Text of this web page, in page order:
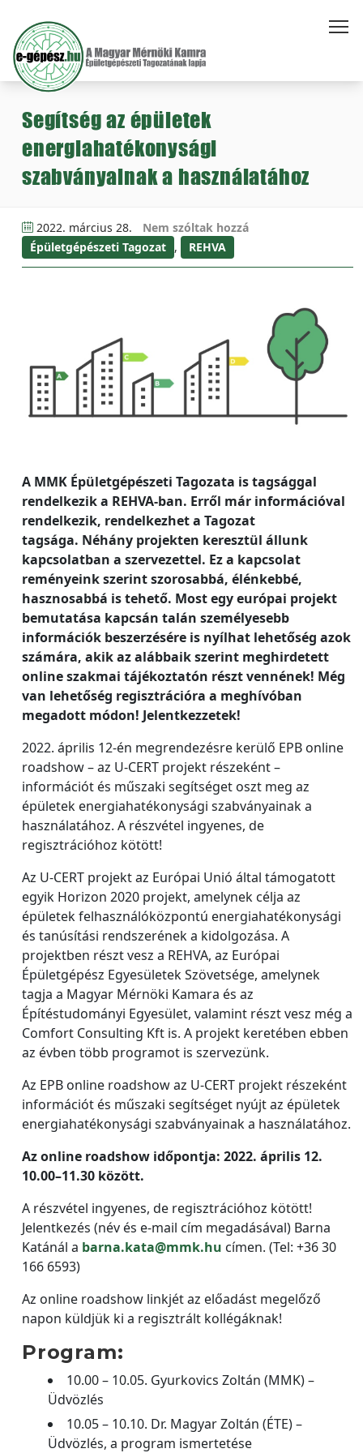
Segítség az épületek
energiahatékonysági
szabványainak a használatához
2022. március 28.
Nem szóltak hozzá
Épületgépészeti Tagozat , REHVA
A MMK Épületgépészeti Tagozata is tagsággal
rendelkezik a REHVA-ban. Erről már információval
rendelkezik, rendelkezhet a Tagozat
tagsága. Néhány projekten keresztül állunk
kapcsolatban a szervezettel. Ez a kapcsolat
reményeink szerint szorosabbá, élénkebbé,
hasznosabbá is tehető. Most egy európai projekt
bemutatása kapcsán talán személyesebb
információk beszerzésére is nyílhat lehetőség azok
számára, akik az alábbaik szerint meghirdetett
online szakmai tájékoztatón részt vennének! Még
van lehetőség regisztrációra a meghívóban
megadott módon! Jelentkezzetek!
2022. április 12-én megrendezésre kerülő EPB online
roadshow – az U-CERT projekt részeként –
információt és műszaki segítséget oszt meg az
épületek energiahatékonysági szabványainak a
használatához. A részvétel ingyenes, de
regisztrációhoz kötött!
Az U-CERT projekt az Európai Unió által támogatott
egyik Horizon 2020 projekt, amelynek célja az
épületek felhasználóközpontú energiahatékonysági
és tanúsítási rendszerének a kidolgozása. A
projektben részt vesz a REHVA, az Európai
Épületgépész Egyesületek Szövetsége, amelynek
tagja a Magyar Mérnöki Kamara és az
Építéstudományi Egyesület, valamint részt vesz még a
Comfort Consulting Kft is. A projekt keretében ebben
az évben több programot is szervezünk.
Az EPB online roadshow az U-CERT projekt részeként
információt és műszaki segítséget nyújt az épületek
energiahatékonysági szabványainak a használatához.
Az online roadshow időpontja: 2022. április 12.
10.00–11.30 között.
A részvétel ingyenes, de regisztrációhoz kötött!
Jelentkezés (név és e-mail cím megadásával) Barna
Katánál a barna.kata@mmk.hu címen. (Tel: +36 30
166 6593)
Az online roadshow linkjét az előadást megelőző
napon küldjük ki a regisztrált kollégáknak!
Program:
10.00 – 10.05. Gyurkovics Zoltán (MMK) –
Üdvözlés
10.05 – 10.10. Dr. Magyar Zoltán (ÉTE) –
Üdvözlés, a program ismertetése